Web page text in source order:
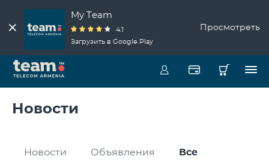
My Team
4.1
Загрузить в Google Play
Просмотреть
Новости
Новости Объявления Все